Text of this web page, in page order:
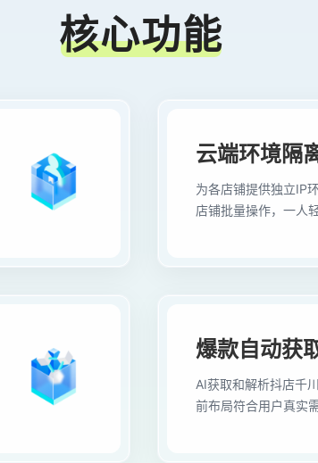
核心功能
云端环境隔
为各店铺提供独立IP
店铺批量操作，一人
爆款自动获
AI获取和解析抖店千
前布局符合用户真实